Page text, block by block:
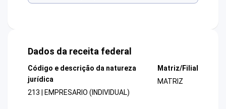
Dados da receita federal
Código e descrição da natureza
jurídica
213 | EMPRESARIO (INDIVIDUAL)
Matriz/Filial
MATRIZ